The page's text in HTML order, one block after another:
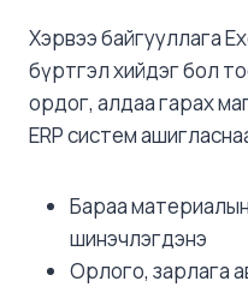
Хэрвээ байгууллага
бүртгэл хийдэг бол
ордог, алдаа гарах
ERP систем
Бараа
шинэчлэгдэнэ
Орлого, зарлага